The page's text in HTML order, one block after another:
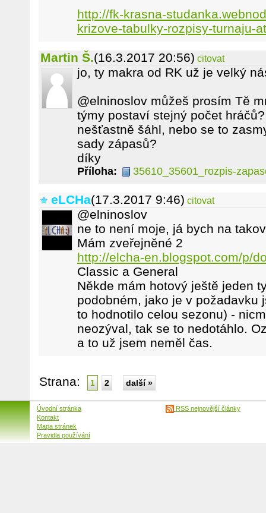
http://fk-krasna-
krizove-tabulky-rozpisy-turnaju-
Martin Š.(16.3.2017 20:56) citovat
jo, ty makra od RK už je velký
@elninoslov můžeš prosím Tě
týmy postaví stejný počet
nešťastně šáhl, nebo se to
sady zápasů?
díky
Příloha: 35610_35601_rozpis-
eLCHa(17.3.2017 9:46) citovat
@elninoslov
ne to není moje, já bych na
Mám zveřejněné 2
http://elcha-en.blogspot.com/p/
Classic a General
Někde mám hotový ještě jeden
podobném, jako je v požadavku
to hodnotilo celou sezonu) -
neozýval, tak se to nedotáhlo.
a to už jsem neměl čas.
Strana: 1 2 další »
Úvodní stránka
Kontakt
Mapa stránek
Pravidla používání
RSS nejnovější články